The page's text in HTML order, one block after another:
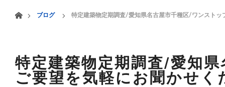
HOME 業務案内
ブログ
特定建築物定期調査/愛知県名古屋市千種区/ワンスト
特定建築物定期調査/愛知
ご要望を気軽にお聞かせく